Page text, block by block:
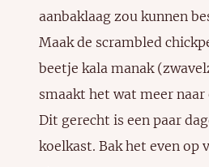
aanbaklaag zou kunnen
Maak de scrambled
beetje kala manak
smaakt het wat meer naar
Dit gerecht is een paar
koelkast. Bak het even op